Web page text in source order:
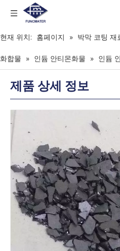
현재 위치: 홈페이지 » 박막 코팅 재
화합물 » 인듐 안티몬화물 » 인듐
제품 상세 정보